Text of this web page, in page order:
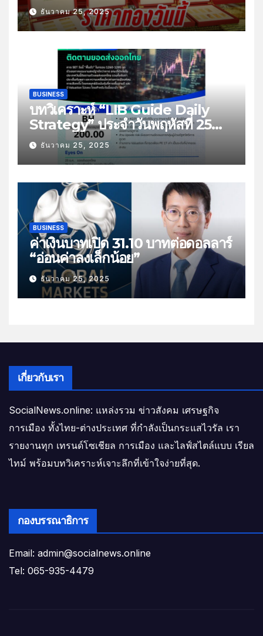
ธันวาคม 25, 2025
BUSINESS
บทวิเคราะห์ “LIB Guide Daily
Strategy” ประจำวันพฤหัสที่ 25
ธันวาคม 2568 หัวข้อ “ติดตามยอด
ส่งออกไทย”
ธันวาคม 25, 2025
BUSINESS
ค่าเงินบาทเปิด 31.10 บาทต่อดอลลาร์
“อ่อนค่าลงเล็กน้อย”
ธันวาคม 25, 2025
เกี่ยวกับเรา
SocialNews.online: แหล่งรวม ข่าวสังคม เศรษฐกิจ
การเมือง ทั้งไทย-ต่างประเทศ ที่กำลังเป็นกระแสไวรัล เรา
รายงานทุก เทรนด์โซเชียล การเมือง และไลฟ์สไตล์แบบ เรียล
ไทม์ พร้อมบทวิเคราะห์เจาะลึกที่เข้าใจง่ายที่สุด.
กองบรรณาธิการ
Email: admin@socialnews.online
Tel: 065-935-4479